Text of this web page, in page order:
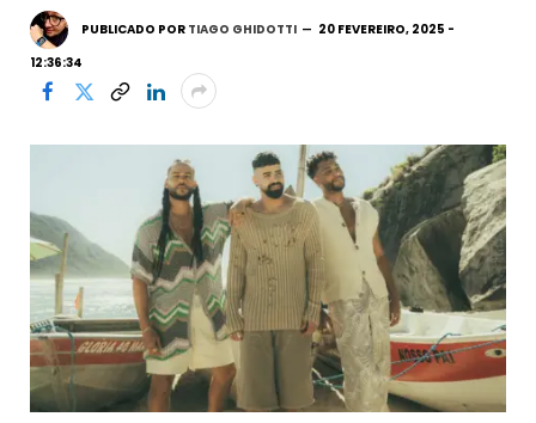
PUBLICADO POR TIAGO GHIDOTTI
20 FEVEREIRO, 2025 -
12:36:34